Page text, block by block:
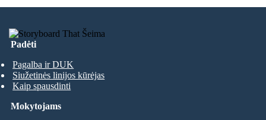
Padėti
Pagalba ir DUK
Siužetinės linijos kūrėjas
Kaip spausdinti
Mokytojams